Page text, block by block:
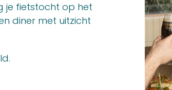
je fietstocht op het
diner met uitzicht